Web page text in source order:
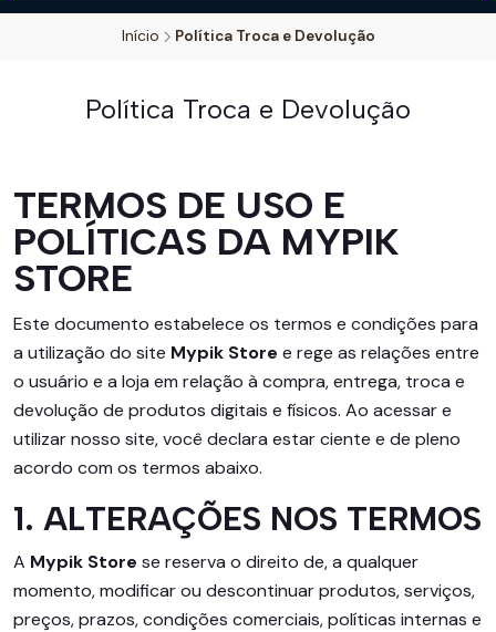
Início Política Troca e Devolução
Política Troca e Devolução
TERMOS DE USO E
POLÍTICAS DA MYPIK
STORE
Este documento estabelece os termos e condições para
a utilização do site Mypik Store e rege as relações entre
o usuário e a loja em relação à compra, entrega, troca e
devolução de produtos digitais e físicos. Ao acessar e
utilizar nosso site, você declara estar ciente e de pleno
acordo com os termos abaixo.
1. ALTERAÇÕES NOS TERMOS
A Mypik Store se reserva o direito de, a qualquer
momento, modificar ou descontinuar produtos, serviços,
preços, prazos, condições comerciais, políticas internas e